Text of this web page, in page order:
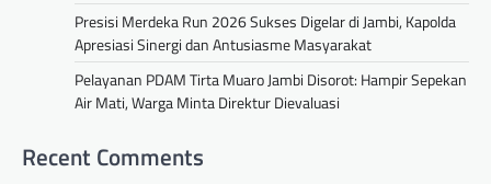
Presisi Merdeka Run 2026 Sukses Digelar di Jambi, Kapolda
Apresiasi Sinergi dan Antusiasme Masyarakat
Pelayanan PDAM Tirta Muaro Jambi Disorot: Hampir Sepekan
Air Mati, Warga Minta Direktur Dievaluasi
Recent Comments